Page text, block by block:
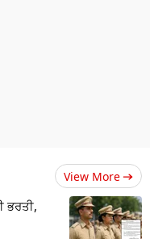
View More
ਭਰਤੀ,